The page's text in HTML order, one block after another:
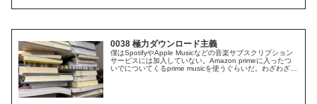
0038 極力ダウンロード主義
僕はSpotifyやApple Musicなどの音楽サブスクリプション
サービスには加入していない。Amazon primeに入ったつ
いでについてくるprime musicを使うぐらいだ。わざわざ音